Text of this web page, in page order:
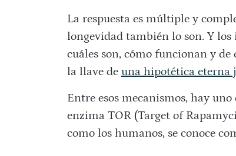
La respuesta es múltiple y
longevidad también lo son. Y los
cuáles son, cómo funcionan y
la llave de una hipotética eterna
Entre esos mecanismos, hay
enzima TOR (Target of
como los humanos, se conoce